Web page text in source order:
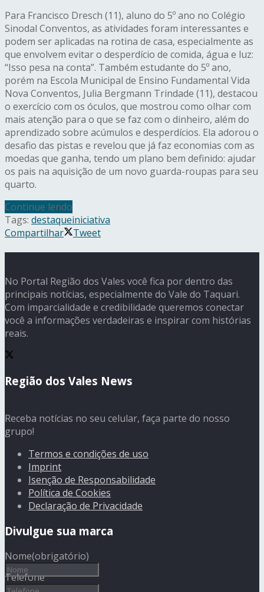
Para Francisco Dresch (11), aluno do 5º ano no Colégio
Sinodal Conventos, as atividades foram interessantes e
podem ser aplicadas na rotina de casa, especialmente as
que envolvem evitar o desperdício de comida, água e luz:
“Isso pesa na conta”. Também estudante do 5º ano,
porém na Escola Municipal de Ensino Fundamental Vida
Nova Conventos, Julia Bergmann Trindade (11), destacou
o exercício com os óculos, que mostrou como olhar com
mais atenção para o que se faz com o dinheiro, além do
aprendizado sobre acúmulos e desperdícios. Ela adorou o
desafio das pistas e revelou que já faz economias com as
moedas que ganha, tendo um plano bem definido: ajudar
os pais na aquisição de um novo guarda-roupas para seu
quarto.
Continue lendo
Tags: destaqueiniciativa
Compartilhar
Tweet
No Portal Região dos Vales você fica por dentro das
principais notícias, especialmente do Vale do Taquari.
Com imparcialidade e credibilidade queremos conectar
você a informações verdadeiras e inspirar com histórias
reais.
Região dos Vales News
Receba notícias no seu celular, faça parte do nosso
grupo!
Termos e condições de uso
Imprint
Isenção de Responsabilidade
Política de Cookies
Declaração de Privacidade
Divulgue sua marca
Nome(obrigatório)
Telefone